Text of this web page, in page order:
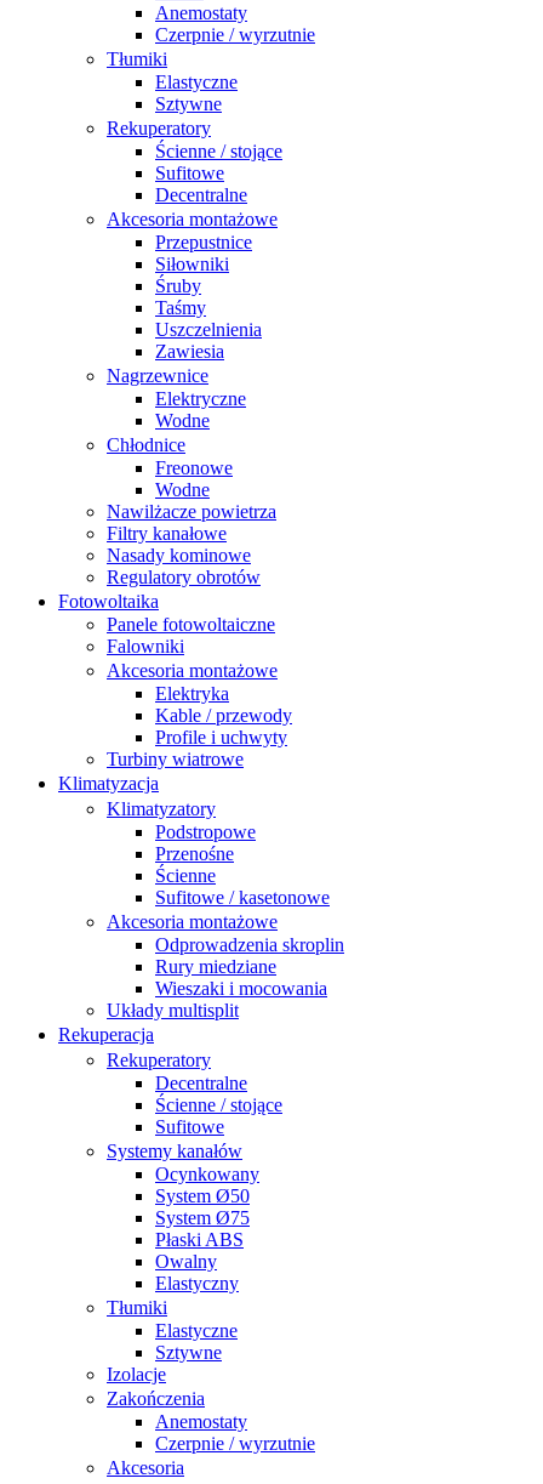
Anemostaty
Czerpnie / wyrzutnie
Tłumiki
Elastyczne
Sztywne
Rekuperatory
Ścienne / stojące
Sufitowe
Decentralne
Akcesoria montażowe
Przepustnice
Siłowniki
Śruby
Taśmy
Uszczelnienia
Zawiesia
Nagrzewnice
Elektryczne
Wodne
Chłodnice
Freonowe
Wodne
Nawilżacze powietrza
Filtry kanałowe
Nasady kominowe
Regulatory obrotów
Fotowoltaika
Panele fotowoltaiczne
Falowniki
Akcesoria montażowe
Elektryka
Kable / przewody
Profile i uchwyty
Turbiny wiatrowe
Klimatyzacja
Klimatyzatory
Podstropowe
Przenośne
Ścienne
Sufitowe / kasetonowe
Akcesoria montażowe
Odprowadzenia skroplin
Rury miedziane
Wieszaki i mocowania
Układy multisplit
Rekuperacja
Rekuperatory
Decentralne
Ścienne / stojące
Sufitowe
Systemy kanałów
Ocynkowany
System Ø50
System Ø75
Płaski ABS
Owalny
Elastyczny
Tłumiki
Elastyczne
Sztywne
Izolacje
Zakończenia
Anemostaty
Czerpnie / wyrzutnie
Akcesoria